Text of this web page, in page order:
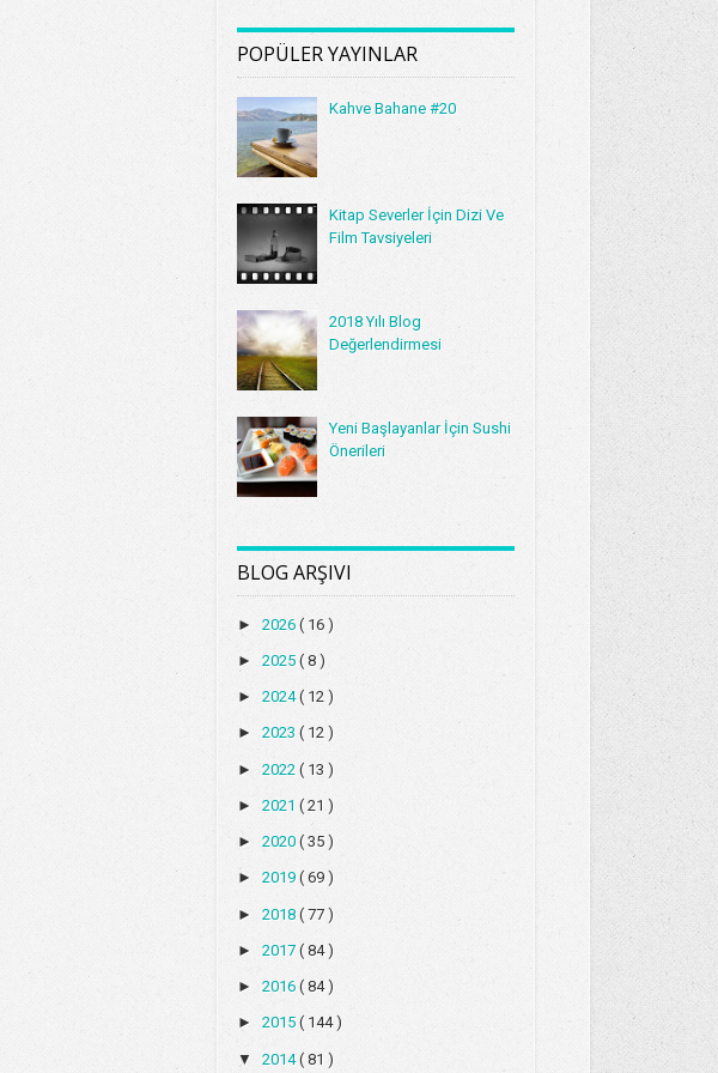
POPÜLER YAYINLAR
Kahve Bahane #20
Kitap Severler İçin Dizi Ve
Film Tavsiyeleri
2018 Yılı Blog
Değerlendirmesi
Yeni Başlayanlar İçin Sushi
Önerileri
BLOG ARŞIVI
►2026( 16 )
►2025( 8 )
►2024( 12 )
►2023( 12 )
►2022( 13 )
►2021( 21 )
►2020( 35 )
►2019( 69 )
►2018( 77 )
►2017( 84 )
►2016( 84 )
►2015( 144 )
▼2014( 81 )